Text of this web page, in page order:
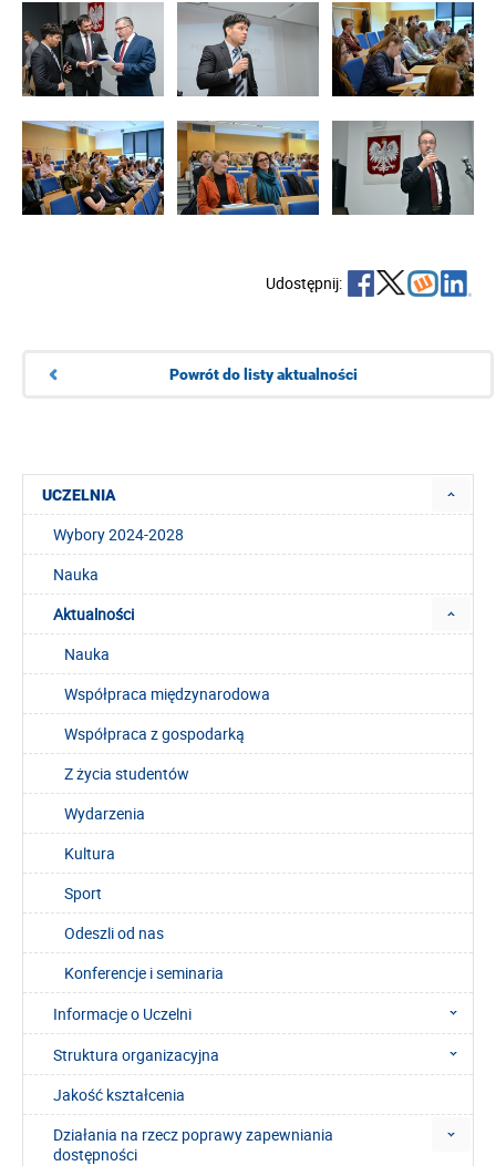
Udostępnij:
Powrót do listy aktualności
UCZELNIA
Wybory 2024-2028
Nauka
Aktualności
Nauka
Współpraca międzynarodowa
Współpraca z gospodarką
Z życia studentów
Wydarzenia
Kultura
Sport
Odeszli od nas
Konferencje i seminaria
Informacje o Uczelni
Struktura organizacyjna
Jakość kształcenia
Działania na rzecz poprawy zapewniania
dostępności